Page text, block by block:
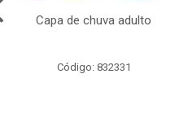
Capa de chuva adulto
Código: 832331